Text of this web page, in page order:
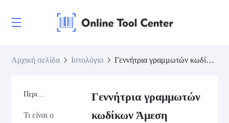
Αρχική σελίδα Ιστολόγιο Γεννήτρια γραμμωτών κωδίκων Άμεση δημιουργία γραμμωτών κωδίκων σε απευθείας σύνδεση
Περιεχόμενο
Τι είναι ο
Γεννήτρια γραμμωτών
κωδίκων Άμεση